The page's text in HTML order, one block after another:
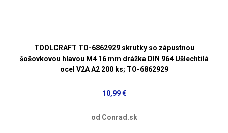
TOOLCRAFT TO-6862929 skrutky so zápustnou
šošovkovou hlavou M4 16 mm drážka DIN 964 Ušlechtilá
ocel V2A A2 200 ks; TO-6862929
10,99 €
od Conrad.sk